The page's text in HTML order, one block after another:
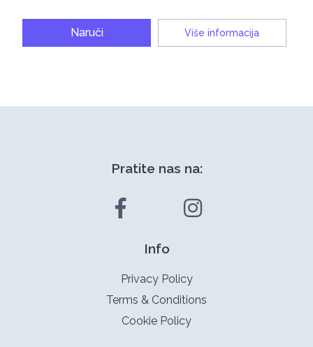
Naruči Više informacija
Pratite nas na:
Info
Privacy Policy
Terms & Conditions
Cookie Policy